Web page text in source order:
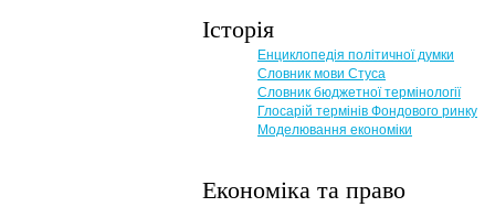
Історія
Енциклопедія політичної думки
Словник мови Стуса
Словник бюджетної термінології
Глосарій термінів Фондового ринку
Моделювання економіки
Економіка та право